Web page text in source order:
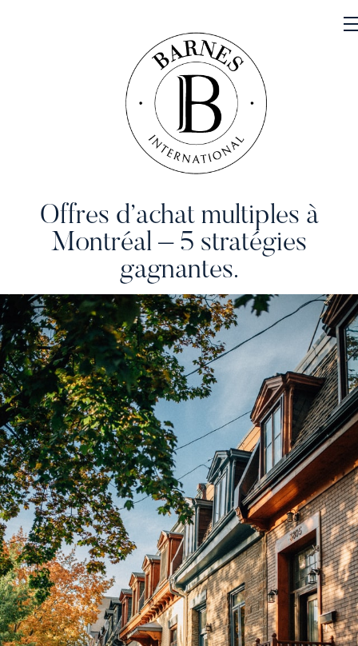
NOS PROPRIÉTÉS
VENDRE
NOTRE FAMILLE
CONTACT
(514) 572-1213
ÊTRE CONTACTÉ(E)
Offres d’achat multiples à
Montréal – 5 stratégies
gagnantes.